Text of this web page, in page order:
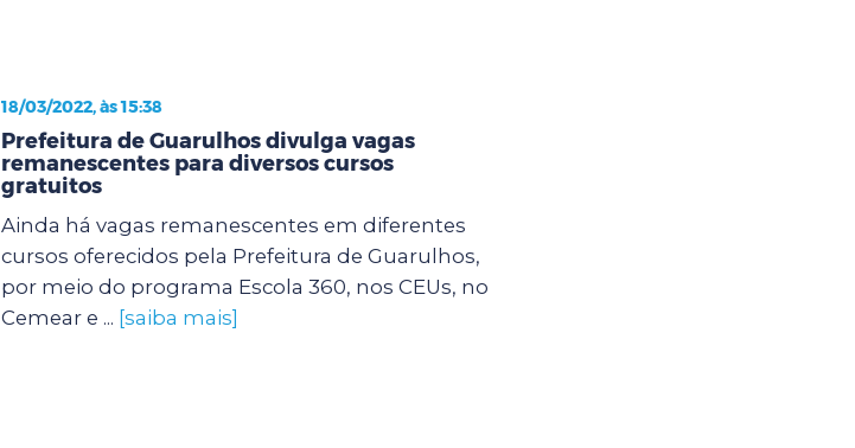
18/03/2022, às 15:38
Prefeitura de Guarulhos divulga vagas
remanescentes para diversos cursos
gratuitos
Ainda há vagas remanescentes em diferentes
cursos oferecidos pela Prefeitura de Guarulhos,
por meio do programa Escola 360, nos CEUs, no
Cemear e ... [saiba mais]